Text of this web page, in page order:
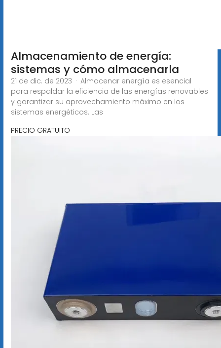
Almacenamiento de energía:
sistemas y cómo almacenarla
21 de dic. de 2023 · Almacenar energía es esencial
para respaldar la eficiencia de las energías renovables
y garantizar su aprovechamiento máximo en los
sistemas energéticos. Las
PRECIO GRATUITO